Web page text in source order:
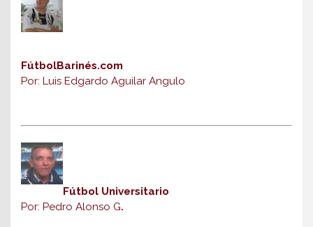
FútbolBarinés.com
Por: Luis Edgardo Aguilar Angulo
Fútbol Universitario
Por: Pedro Alonso G.